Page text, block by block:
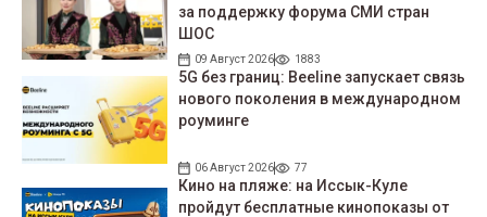
за поддержку форума СМИ стран
ШОС
09 Август 2026 1883
5G без границ: Beeline запускает связь
нового поколения в международном
роуминге
06 Август 2026 77
Кино на пляже: на Иссык-Куле
пройдут беcплатные кинопоказы от